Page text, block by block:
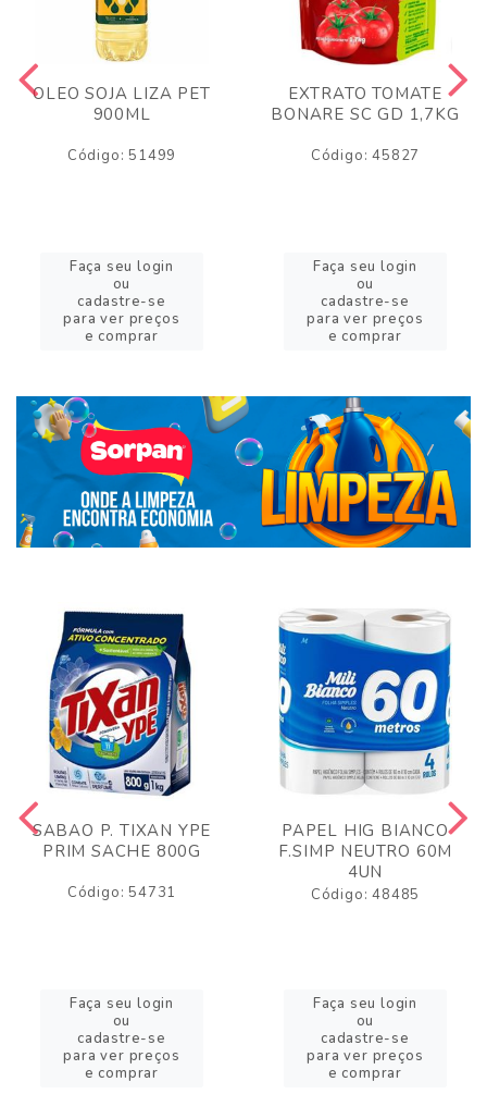
OLEO SOJA LIZA PET
900ML
Código: 51499
Faça seu login
ou
cadastre-se
para ver preços
e comprar
EXTRATO TOMATE
BONARE SC GD 1,7KG
Código: 45827
Faça seu login
ou
cadastre-se
para ver preços
e comprar
SABAO P. TIXAN YPE
PRIM SACHE 800G
Código: 54731
Faça seu login
ou
cadastre-se
para ver preços
e comprar
PAPEL HIG BIANCO
F.SIMP NEUTRO 60M
4UN
Código: 48485
Faça seu login
ou
cadastre-se
para ver preços
e comprar